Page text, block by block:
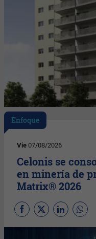
Enfoque
Vie 07/08/2026
Celonis se
en minería de
Matrix® 2026